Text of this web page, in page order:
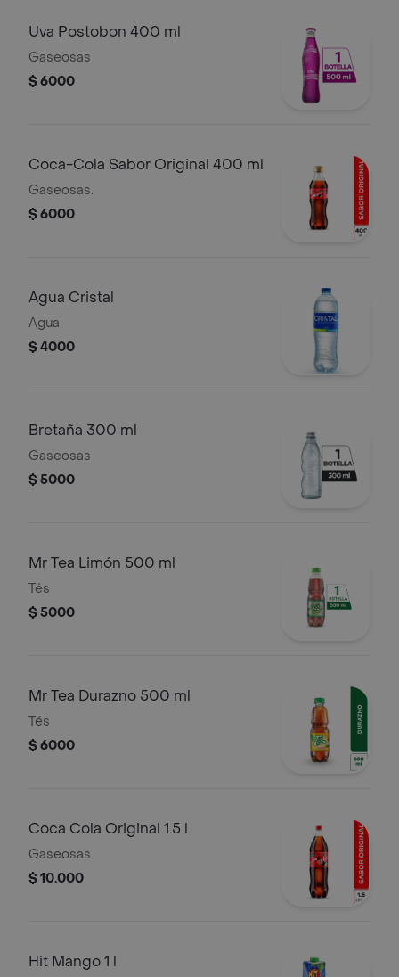
Uva Postobon 400 ml
Gaseosas
$ 6000
Coca-Cola Sabor Original 400 ml
Gaseosas.
$ 6000
Agua Cristal
Agua
$ 4000
Bretaña 300 ml
Gaseosas
$ 5000
Mr Tea Limón 500 ml
Tés
$ 5000
Mr Tea Durazno 500 ml
Tés
$ 6000
Coca Cola Original 1.5 l
Gaseosas
$ 10.000
Hit Mango 1 l